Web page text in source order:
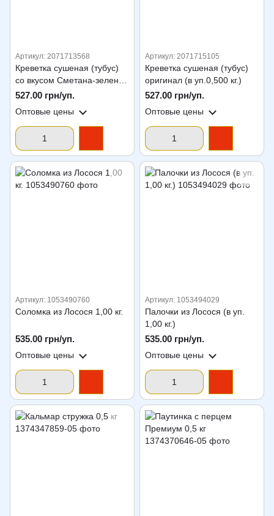
Артикул: 2071713568
Креветка сушеная (тубус)
со вкусом Сметана-зелень
(в уп.0,500 кг.)
527.00 грн/уп.
Оптовые цены
Артикул: 2071715105
Креветка сушеная (тубус)
оригинал (в уп.0,500 кг.)
527.00 грн/уп.
Оптовые цены
Артикул: 1053490760
Соломка из Лосося 1,00 кг.
535.00 грн/уп.
Оптовые цены
Артикул: 1053494029
Палочки из Лосося (в уп.
1,00 кг.)
535.00 грн/уп.
Оптовые цены